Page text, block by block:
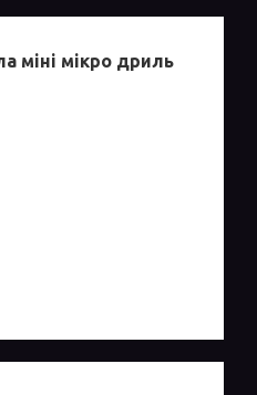
міні мікро дриль